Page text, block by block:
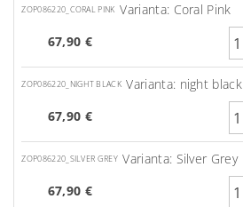
ZOP086220_CORAL PINK Varianta: Coral Pink
67,90 €
ZOP086220_NIGHT BLACK Varianta: night black
67,90 €
ZOP086220_SILVER GREY Varianta: Silver Grey
67,90 €